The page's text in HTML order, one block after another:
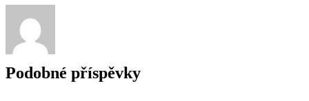
Podobné příspěvky